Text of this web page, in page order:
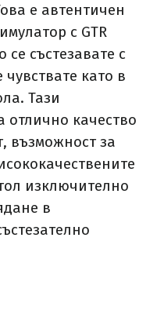
е автентичен
с GTR
се състезавате с
като в
Тази
отлично качество
възможностза
изключително
в